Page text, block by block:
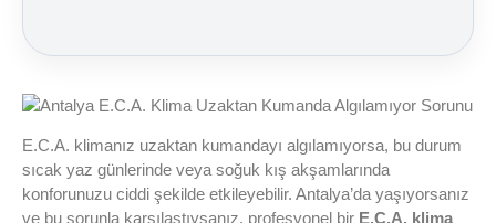
E.C.A. klimanız uzaktan kumandayı algılamıyorsa, bu durum
sıcak yaz günlerinde veya soğuk kış akşamlarında
konforunuzu ciddi şekilde etkileyebilir. Antalya’da yaşıyorsanız
ve bu sorunla karşılaştıysanız, profesyonel bir E.C.A. klima